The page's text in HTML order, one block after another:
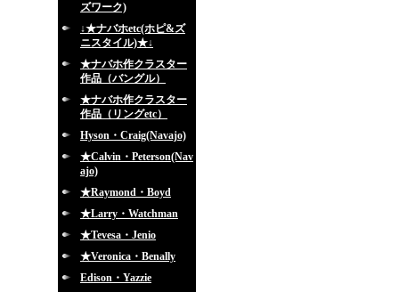
ズワーク)
↓★ナバホetc(ホピ&ズ
ニスタイル)★↓
★ナバホ作クラスター
作品（バングル）
★ナバホ作クラスター
作品（リングetc）
Hyson・Craig(Navajo)
★Calvin・Peterson(Nav
ajo)
★Raymond・Boyd
★Larry・Watchman
★Tevesa・Jenio
★Veronica・Benally
Edison・Yazzie